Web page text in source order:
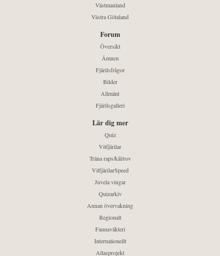
Västmanland
Västra Götaland
Forum
Översikt
Ämnen
Fjärilsfrågor
Bilder
Allmänt
Fjärilsgalleri
Lär dig mer
Quiz
Vitfjärilar
Träna raps/kål/rov
VitfjärilarSpeed
Juvela vingar
Quizarkiv
Annan övervakning
Regionalt
Faunaväkteri
Internationellt
Atlasprojekt